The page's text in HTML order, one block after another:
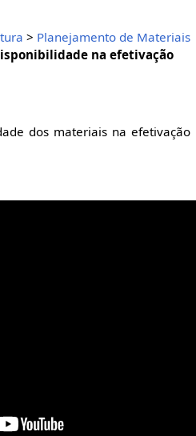
> Planejamento de Materiais
na efetivação
dos materiais na efetivação